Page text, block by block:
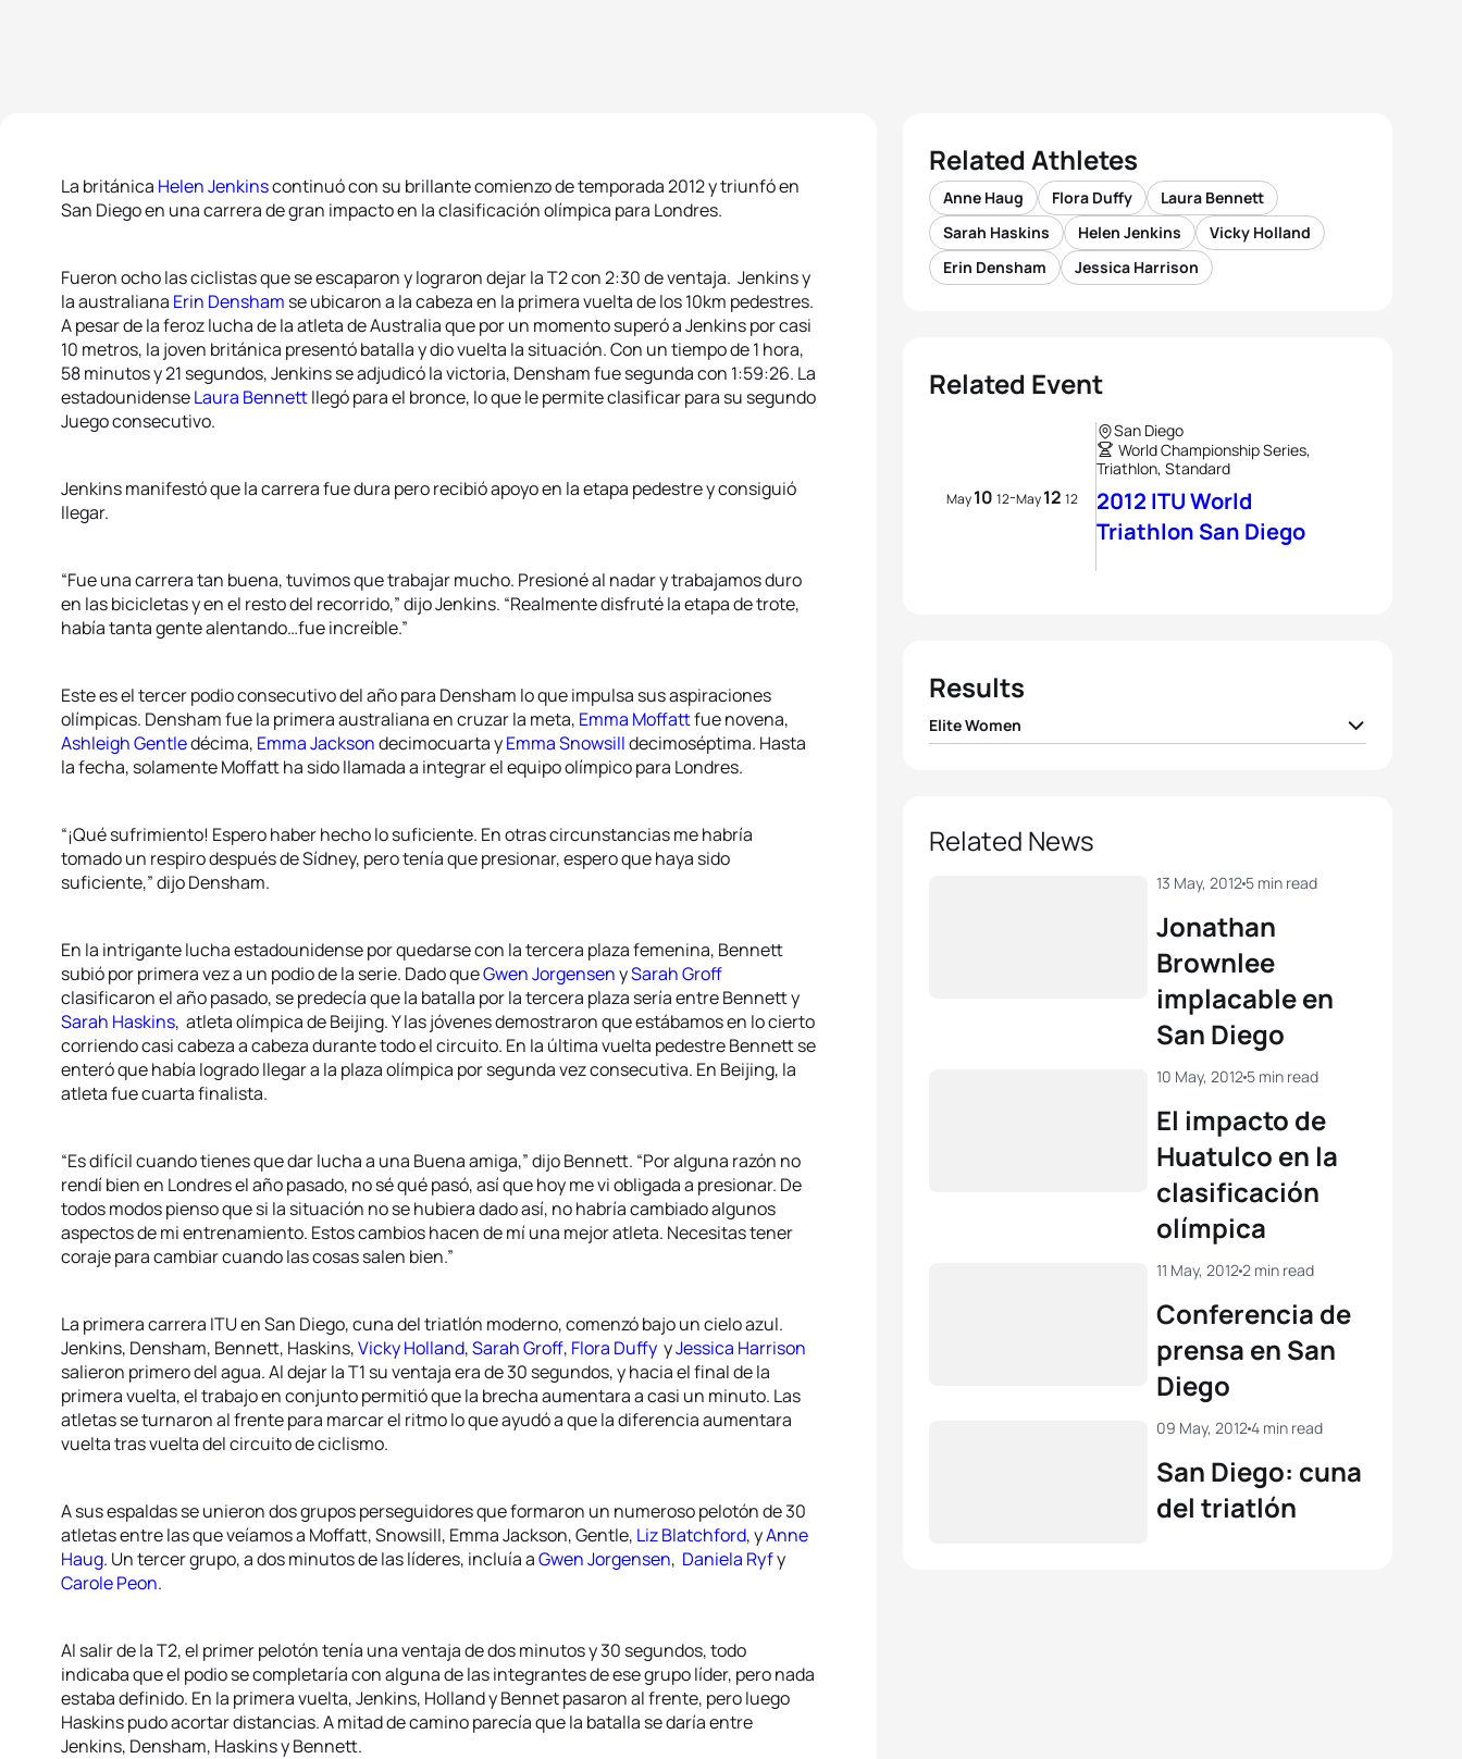
La británica Helen Jenkinscontinuó con su brillante comienzo de temporada 2012 y triunfó en
San Diego en una carrera de gran impacto en la clasificación olímpica para Londres.
Fueron ocho las ciclistas que se escaparon y lograron dejar la T2 con 2:30 de ventaja. Jenkins y
la australiana Erin Densham se ubicaron a la cabeza en la primera vuelta de los 10km pedestres.
A pesar de la feroz lucha de la atleta de Australia que por un momento superó a Jenkins por casi
10 metros, la joven británica presentó batalla y dio vuelta la situación. Con un tiempo de 1 hora,
58 minutos y 21 segundos, Jenkins se adjudicó la victoria, Densham fue segunda con 1:59:26. La
estadounidenseLaura Bennettllegó para el bronce, lo que le permite clasificar para su segundo
Juego consecutivo.
Jenkins manifestó que la carrera fue dura pero recibió apoyo en la etapa pedestre y consiguió
llegar.
“Fue una carrera tan buena, tuvimos que trabajar mucho. Presioné al nadar y trabajamos duro
en las bicicletas y en el resto del recorrido,” dijo Jenkins. “Realmente disfruté la etapa de trote,
había tanta gente alentando…fue increíble.”
Este es el tercer podio consecutivo del año para Densham lo que impulsa sus aspiraciones
olímpicas. Densham fue la primera australiana en cruzar la meta, Emma Moffattfue novena,
Ashleigh Gentledécima, Emma Jacksondecimocuarta yEmma Snowsilldecimoséptima. Hasta
la fecha, solamente Moffatt ha sido llamada a integrar el equipo olímpico para Londres.
“¡Qué sufrimiento! Espero haber hecho lo suficiente. En otras circunstancias me habría
tomado un respiro después de Sídney, pero tenía que presionar, espero que haya sido
suficiente,” dijo Densham.
En la intrigante lucha estadounidense por quedarse con la tercera plaza femenina, Bennett
subió por primera vez a un podio de la serie. Dado queGwen JorgensenySarah Groff
clasificaron el año pasado, se predecía que la batalla por la tercera plaza sería entre Bennett y
Sarah Haskins, atleta olímpica de Beijing. Y las jóvenes demostraron que estábamos en lo cierto
corriendo casi cabeza a cabeza durante todo el circuito. En la última vuelta pedestre Bennett se
enteró que había logrado llegar a la plaza olímpica por segunda vez consecutiva. En Beijing, la
atleta fue cuarta finalista.
“Es difícil cuando tienes que dar lucha a una Buena amiga,” dijo Bennett. “Por alguna razón no
rendí bien en Londres el año pasado, no sé qué pasó, así que hoy me vi obligada a presionar. De
todos modos pienso que si la situación no se hubiera dado así, no habría cambiado algunos
aspectos de mi entrenamiento. Estos cambios hacen de mí una mejor atleta. Necesitas tener
coraje para cambiar cuando las cosas salen bien.”
La primera carrera ITU en San Diego, cuna del triatlón moderno, comenzó bajo un cielo azul.
Jenkins, Densham, Bennett, Haskins,Vicky Holland,Sarah Groff, Flora Duffy yJessica Harrison
salieron primero del agua. Al dejar la T1 su ventaja era de 30 segundos, y hacia el final de la
primera vuelta, el trabajo en conjunto permitió que la brecha aumentara a casi un minuto. Las
atletas se turnaron al frente para marcar el ritmo lo que ayudó a que la diferencia aumentara
vuelta tras vuelta del circuito de ciclismo.
A sus espaldas se unieron dos grupos perseguidores que formaron un numeroso pelotón de 30
atletas entre las que veíamos a Moffatt, Snowsill, Emma Jackson, Gentle, Liz Blatchford, yAnne
Haug. Un tercer grupo, a dos minutos de las líderes, incluía aGwen Jorgensen, Daniela Ryfy
Carole Peon.
Al salir de la T2, el primer pelotón tenía una ventaja de dos minutos y 30 segundos, todo
indicaba que el podio se completaría con alguna de las integrantes de ese grupo líder, pero nada
estaba definido. En la primera vuelta, Jenkins, Holland y Bennet pasaron al frente, pero luego
Haskins pudo acortar distancias. A mitad de camino parecía que la batalla se daría entre
Jenkins, Densham, Haskins y Bennett.
Related Athletes
Anne Haug Flora Duffy
Laura Bennett
Sarah Haskins
Helen Jenkins
Vicky Holland
Erin Densham
Jessica Harrison
Related Event
May10 12-May12 12
San Diego
World Championship Series,
Triathlon, Standard
2012 ITU World
Triathlon San Diego
Results
Elite Women
2Erin Densham
USA 02:00:11
FRA 02:00:14
GBR 02:00:28
Related News
Jonathan
Brownlee
implacable en
San Diego
13 May, 2012 5 min read
El impacto de
Huatulco en la
clasificación
olímpica
10 May, 2012 5 min read
Conferencia de
prensa en San
Diego
11 May, 20122 min read
San Diego: cuna
del triatlón
09 May, 20124 min read